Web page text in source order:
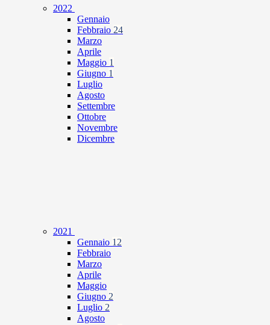
2022
Gennaio
Febbraio 24
Marzo
Aprile
Maggio 1
Giugno 1
Luglio
Agosto
Settembre
Ottobre
Novembre
Dicembre
2021
Gennaio 12
Febbraio
Marzo
Aprile
Maggio
Giugno 2
Luglio 2
Agosto